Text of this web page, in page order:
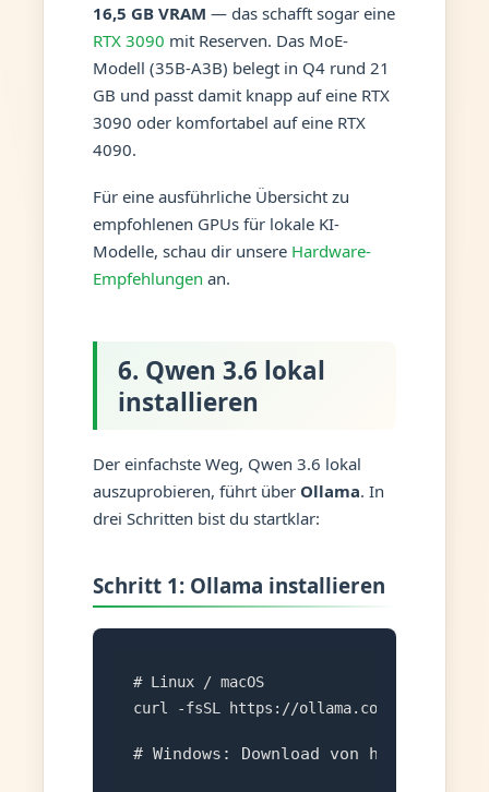
16,5 GB VRAM — das schafft sogar eine
RTX 3090 mit Reserven. Das MoE-
Modell (35B-A3B) belegt in Q4 rund 21
GB und passt damit knapp auf eine RTX
3090 oder komfortabel auf eine RTX
4090.
Für eine ausführliche Übersicht zu
empfohlenen GPUs für lokale KI-
Modelle, schau dir unsere Hardware-
Empfehlungen an.
6. Qwen 3.6 lokal
installieren
Der einfachste Weg, Qwen 3.6 lokal
auszuprobieren, führt über Ollama. In
drei Schritten bist du startklar:
Schritt 1: Ollama installieren
# Linux / macOS
curl -fsSL https://ollama.com/
# Windows: Download von https://